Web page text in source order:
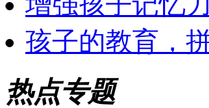
孩子的教育，
热点专题